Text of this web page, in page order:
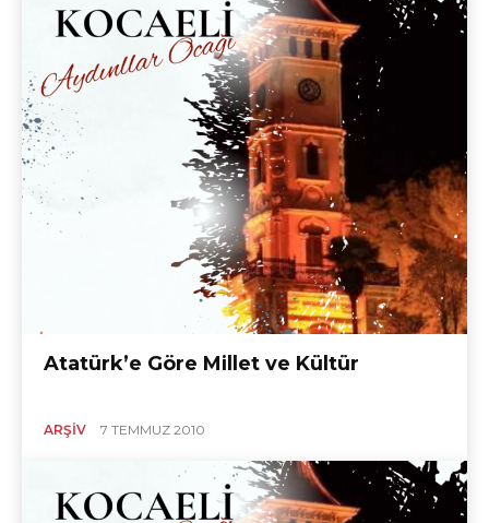
Atatürk’e Göre Millet ve Kültür
ARŞIV 7 TEMMUZ 2010